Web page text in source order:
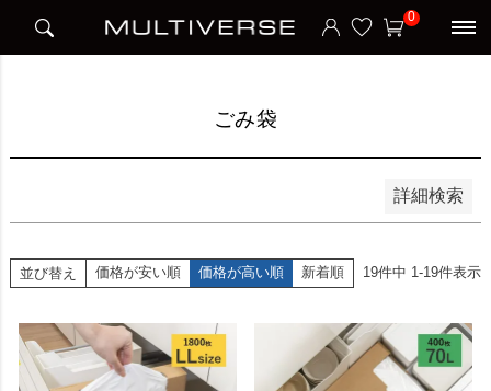
0
ごみ袋
詳細検索
並び順
新着順
並び替え 価格が安い順 価格が高い順 新着順 19件中 1-19件表示